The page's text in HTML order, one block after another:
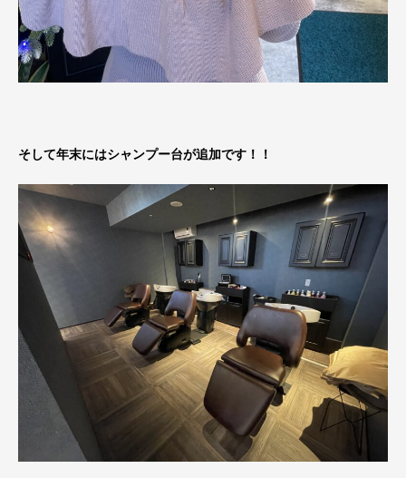
そして年末にはシャンプー台が追加です！！